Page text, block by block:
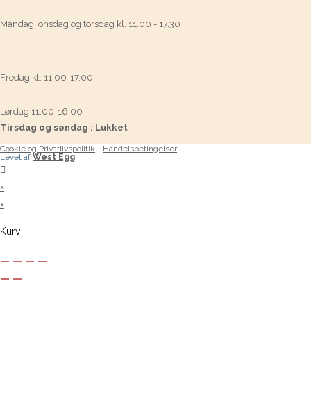
Mandag, onsdag og torsdag kl. 11.00 - 17.30
Fredag kl. 11.00-17.00
Lørdag 11.00-16.00
Tirsdag og søndag : Lukket
Cookie og Privatlivspolitik - Handelsbetingelser
Levet af West Egg
×
×
Kurv